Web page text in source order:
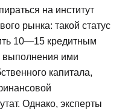
на институт
рынка: такой статус
10—15 кредитным
выполнения ими
капитала,
Однако, эксперты